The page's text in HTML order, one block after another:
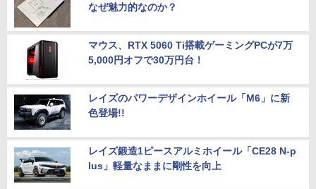
なぜ魅力的なのか？
マウス、RTX 5060 Ti搭載ゲーミングPCが7万
5,000円オフで30万円台！
レイズのパワーデザインホイール「M6」に新
色登場!!
レイズ鍛造1ピースアルミホイール「CE28 N-p
lus」軽量なままに剛性を向上